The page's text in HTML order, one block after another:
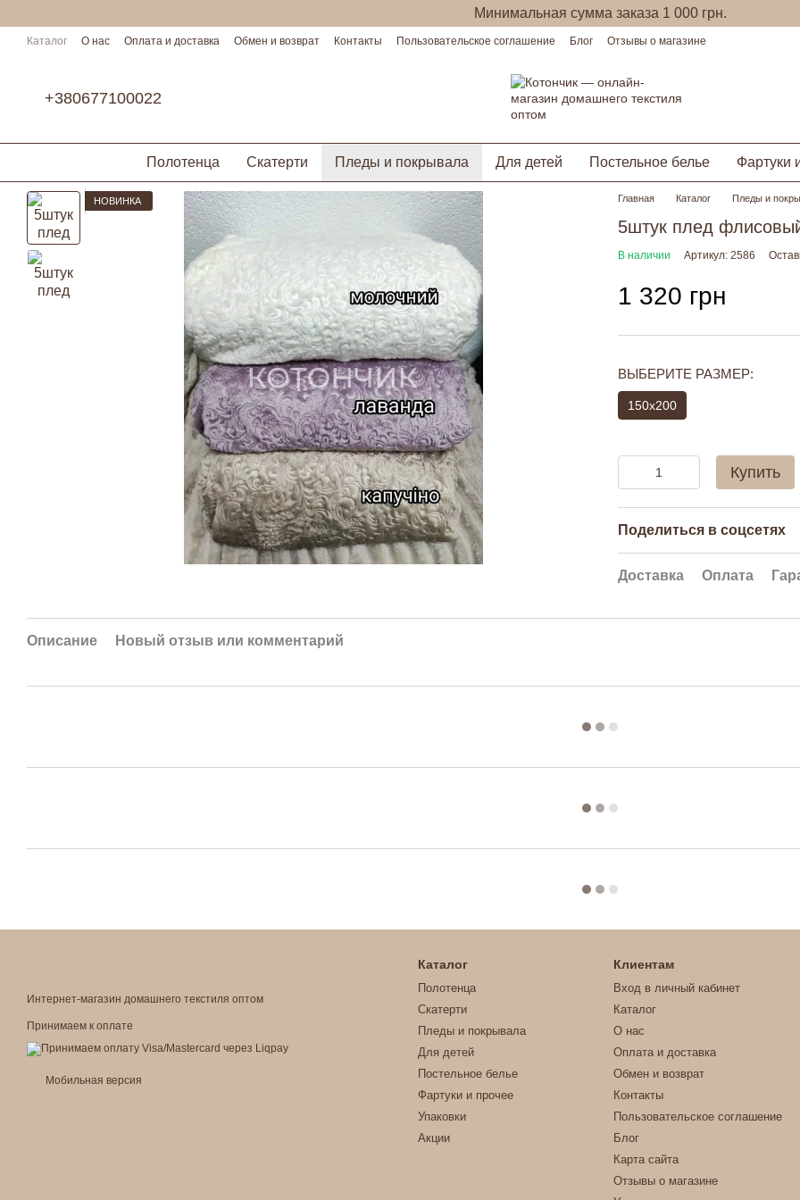
Минимальная сумма заказа 1 000 грн.
Каталог О нас Оплата и доставка Обмен и возврат Контакты Пользовательское соглашение Блог
Отзывы о магазине
+380677100022
Полотенца Скатерти Пледы и покрывала Для детей Постельное белье Фартуки
НОВИНКА Главная Каталог Пледы и
5штук плед
В наличии Артикул: 2586
1 320 грн
ВЫБЕРИТЕ РАЗМЕР:
150х200
Купить
Поделиться в соцсетях
Доставка Оплата
Описание Новый отзыв или комментарий
Интернет-магазин домашнего текстиля оптом
Принимаем к оплате
Мобильная версия
Каталог
Полотенца
Скатерти
Пледы и покрывала
Для детей
Постельное белье
Фартуки и прочее
Упаковки
Акции
Клиентам
Вход в личный кабинет
Каталог
О нас
Оплата и доставка
Обмен и возврат
Контакты
Пользовательское соглашение
Блог
Карта сайта
Отзывы о магазине